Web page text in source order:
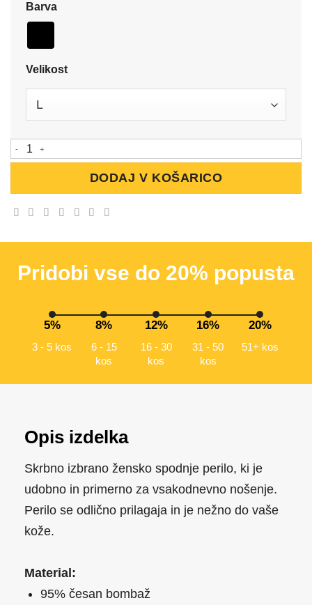
Barva
Velikost
Tangice količina
DODAJ V KOŠARICO
Pridobi vse do 20% popusta
5%
3 - 5 kos
8%
6 - 15
kos
12%
16 - 30
kos
16%
31 - 50
kos
20%
51+ kos
Opis izdelka
Skrbno izbrano žensko spodnje perilo, ki je
udobno in primerno za vsakodnevno nošenje.
Perilo se odlično prilagaja in je nežno do vaše
kože.
Material:
95% česan bombaž